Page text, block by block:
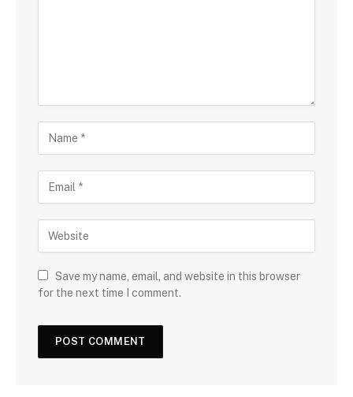
Save my name, email, and website in this browser
for the next time I comment.